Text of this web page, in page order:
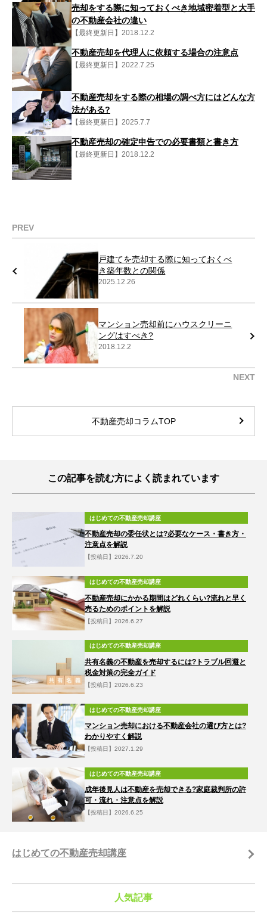
売却をする際に知っておくべき地域密着型と大手
の不動産会社の違い
【最終更新日】2018.12.2
不動産売却を代理人に依頼する場合の注意点
【最終更新日】2022.7.25
不動産売却をする際の相場の調べ方にはどんな方
法がある?
【最終更新日】2025.7.7
不動産売却の確定申告での必要書類と書き方
【最終更新日】2018.12.2
PREV
戸建てを売却する際に知っておくべ
き築年数との関係
2025.12.26
NEXT
マンション売却前にハウスクリーニ
ングはすべき?
2018.12.2
不動産売却コラムTOP
この記事を読む方によく読まれています
はじめての不動産売却講座
不動産売却の委任状とは?必要なケース・書き方・
注意点を解説
【投稿日】2026.7.20
はじめての不動産売却講座
不動産売却にかかる期間はどれくらい?流れと早く
売るためのポイントを解説
【投稿日】2026.6.27
はじめての不動産売却講座
共有名義の不動産を売却するには?トラブル回避と
税金対策の完全ガイド
【投稿日】2026.6.23
はじめての不動産売却講座
マンション売却における不動産会社の選び方とは?
わかりやすく解説
【投稿日】2027.1.29
はじめての不動産売却講座
成年後見人は不動産を売却できる?家庭裁判所の許
可・流れ・注意点を解説
【投稿日】2026.6.25
はじめての不動産売却講座
人気記事